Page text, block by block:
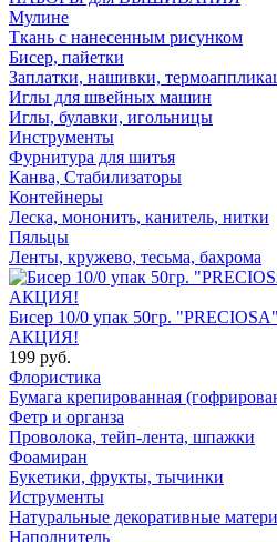
Мулине
Ткань с нанесенным рисунком
Бисер, пайетки
Заплатки, нашивки,
Иглы для швейных машин
Иглы, булавки, игольницы
Инструменты
Фурнитура для шитья
Канва, Стабилизаторы
Контейнеры
Леска, мононить, канитель, нитки
Пяльцы
Ленты, кружево, тесьма, бахрома
Бисер 10/0 упак 50гр.
АКЦИЯ!
199 руб.
Флористика
Бумага крепированная
Фетр и органза
Проволока, тейп-лента, шпажки
Фоамиран
Букетики, фрукты, тычинки
Иструменты
Натуральные декоративные
Наполнитель